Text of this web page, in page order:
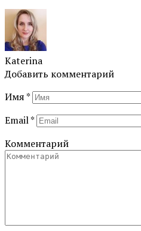
Katerina
Добавить комментарий
Имя*
Email*
Комментарий